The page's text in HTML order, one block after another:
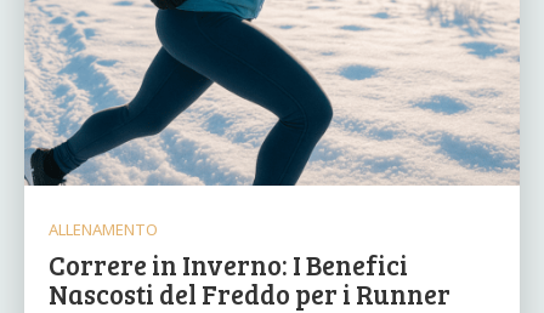
ALLENAMENTO
Correre in Inverno: I Benefici
Nascosti del Freddo per i Runner